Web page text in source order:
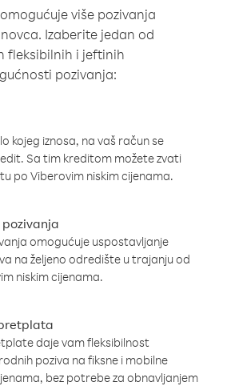
više pozivanja
Izaberite jedan od
fleksibilnih i jeftinih
pozivanja:
kojeg iznosa, na vaš račun se
Sa tim kreditom možete zvati
po Viberovim niskim cijenama.
omogućuje uspostavljanje
na željeno odredište u trajanju od
niskim cijenama.
daje vam fleksibilnost
poziva na fiksne i mobilne
bez potrebe za obnavljanjem